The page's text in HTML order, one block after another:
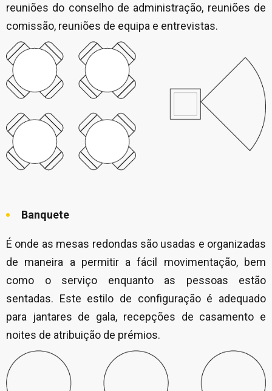
reuniões do conselho de administração, reuniões de
comissão, reuniões de equipa e entrevistas.
Banquete
É onde as mesas redondas são usadas e organizadas
de maneira a permitir a fácil movimentação, bem
como o serviço enquanto as pessoas estão
sentadas. Este estilo de configuração é adequado
para jantares de gala, recepções de casamento e
noites de atribuição de prémios.